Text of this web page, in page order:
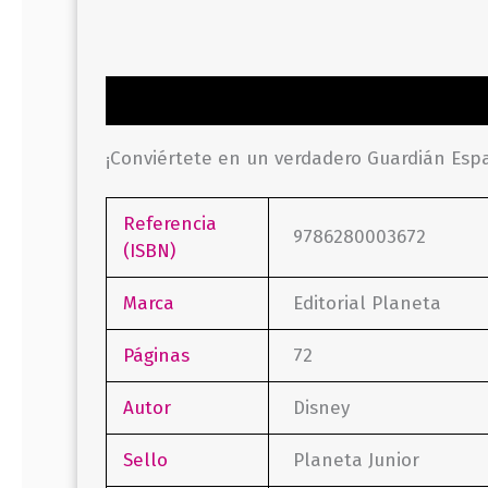
¡Conviértete en un verdadero Guardián
Referencia
(ISBN)
9786280003672
Marca Editorial Planeta
Páginas 72
Autor Disney
Sello Planeta Junior